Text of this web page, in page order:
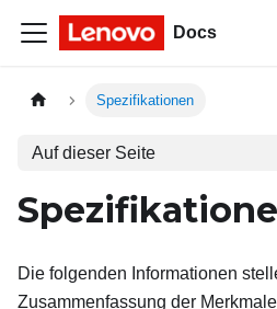
Docs
Spezifikationen
Auf dieser Seite
Die folgenden Informationen
Zusammenfassung der